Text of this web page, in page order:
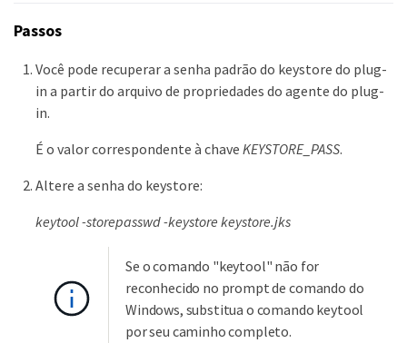
Passos
Você pode recuperar a senha padrão do keystore do plug-
in a partir do arquivo de propriedades do agente do plug-
in.
É o valor correspondente à chave KEYSTORE_PASS.
Altere a senha do keystore:
keytool -storepasswd -keystore keystore.jks
Se o comando "keytool" não for
reconhecido no prompt de comando do
Windows, substitua o comando keytool
por seu caminho completo.